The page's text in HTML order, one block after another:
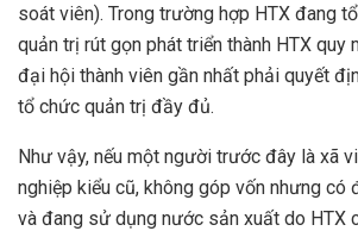
soát viên). Trong trường hợp HTX đang
quản trị rút gọn phát triển thành HTX quy
đại hội thành viên gần nhất phải quyết
tổ chức quản trị đầy đủ.
Như vậy, nếu một người trước đây là xã
nghiệp kiểu cũ, không góp vốn nhưng có
và đang sử dụng nước sản xuất do HTX